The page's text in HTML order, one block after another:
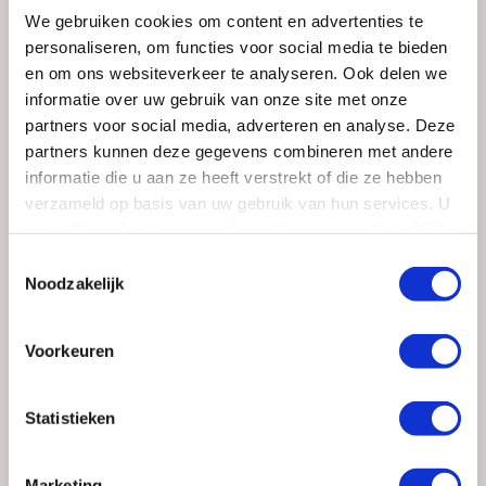
We gebruiken cookies om content en advertenties te
personaliseren, om functies voor social media te bieden
en om ons websiteverkeer te analyseren. Ook delen we
informatie over uw gebruik van onze site met onze
partners voor social media, adverteren en analyse. Deze
partners kunnen deze gegevens combineren met andere
informatie die u aan ze heeft verstrekt of die ze hebben
verzameld op basis van uw gebruik van hun services. U
Noodzakelijk
Voorkeuren
Statistieken
Inspiratie opdoen voor uw
nieuwe keuken in Blaricum?
Wilt u keuken inspiratieopdoen voor uw nieuwe keuken
in Blaricum kom dan gerust eens langs in onze
showroom of neem contact op met Kloosterman